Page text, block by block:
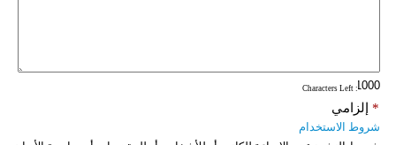
: Characters Left
إلزامي *
شروط الاستخدام